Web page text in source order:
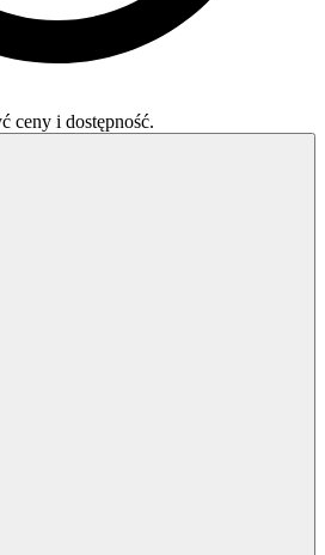
ceny i dostępność.